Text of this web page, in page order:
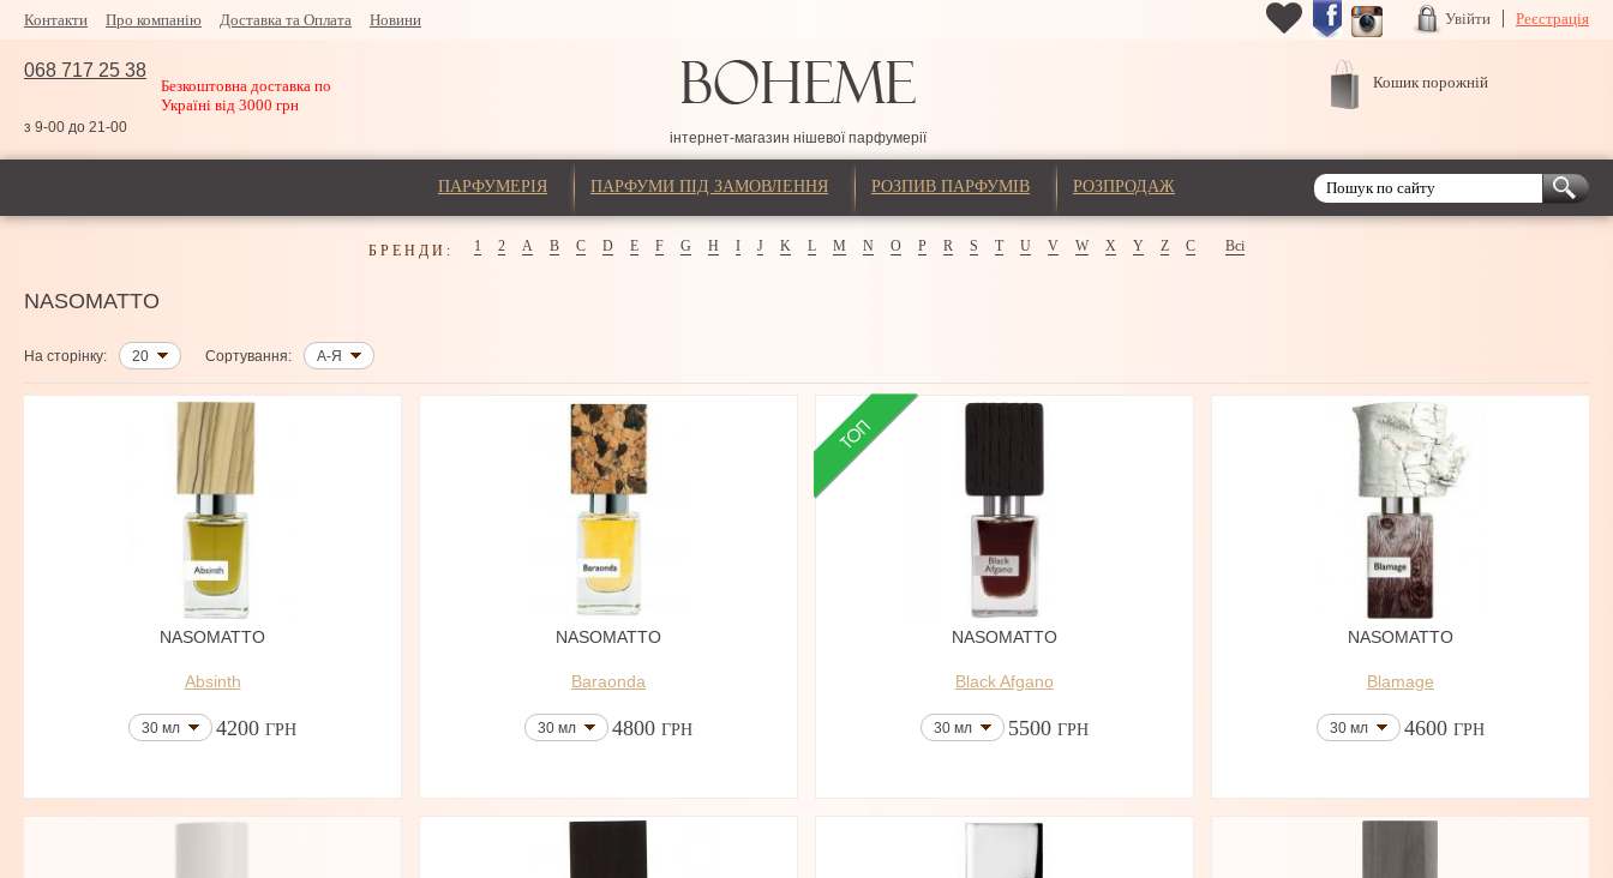
Контакти Про компанію Доставка та Оплата Новини Увійти Реєстрація
068 717 25 38
Безкоштовна доставка по
Україні від 3000 грн
з 9-00 до 21-00
інтернет-магазин нішевої парфумерії
Кошик порожній
ПАРФУМЕРІЯ ПАРФУМИ ПІД ЗАМОВЛЕННЯ РОЗПИВ ПАРФУМІВ РОЗПРОДАЖ
БРЕНДИ: 1 2 A B C D E F G H I J K L M N O P R S T U V W X Y Z С Всі
NASOMATTO
На сторінку: 20 Сортування: А-Я
NASOMATTO
Absinth
30 мл 4200 ГРН
NASOMATTO
Baraonda
30 мл 4800 ГРН
NASOMATTO
Black Afgano
30 мл 5500 ГРН
NASOMATTO
Blamage
30 мл 4600 ГРН